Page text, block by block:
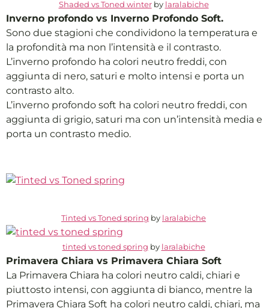
Shaded vs Toned winterby laralabiche
Inverno profondo vs Inverno Profondo Soft.
Sono due stagioni che condividono la temperatura e
la profondità ma non l’intensità e il contrasto.
L’inverno profondo ha colori neutro freddi, con
aggiunta di nero, saturi e molto intensi e porta un
contrasto alto.
L’inverno profondo soft ha colori neutro freddi, con
aggiunta di grigio, saturi ma con un’intensità media e
porta un contrasto medio.
Tinted vs Toned spring by laralabiche
tinted vs toned spring by laralabiche
Primavera Chiara vs Primavera Chiara Soft
La Primavera Chiara ha colori neutro caldi, chiari e
piuttosto intensi, con aggiunta di bianco, mentre la
Primavera Chiara Soft ha colori neutro caldi, chiari, ma